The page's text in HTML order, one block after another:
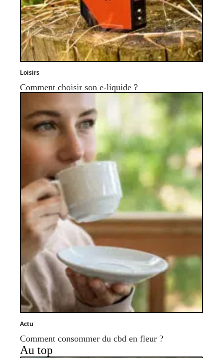
Loisirs
Comment choisir son e-liquide ?
Actu
Comment consommer du cbd en fleur ?
Au top